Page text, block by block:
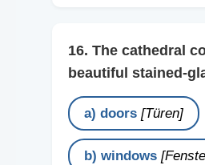
16. The cathedral
beautiful stained-
a) doors [Türen]
b) windows